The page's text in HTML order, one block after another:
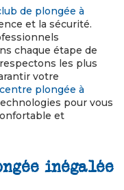
de plongée à
et la sécurité.
chaque étape de
les plus
votre
centre plongée à
pour vous
et
inégalée